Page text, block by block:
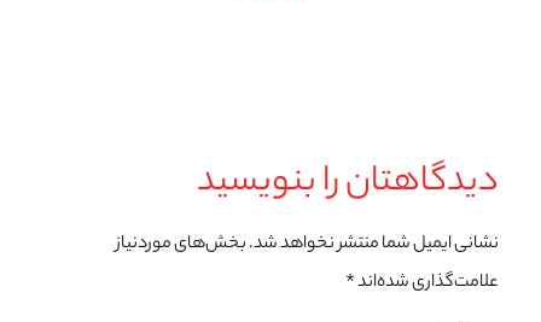
دیدگاهتان را بنویسید
نشانی ایمیل شما منتشر نخواهد شد.بخش‌های موردنیاز
علامت‌گذاری شده‌اند*